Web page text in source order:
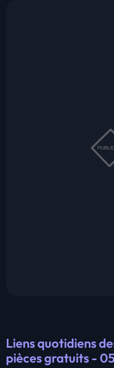
Liens quotidiens
pièces gratuits -